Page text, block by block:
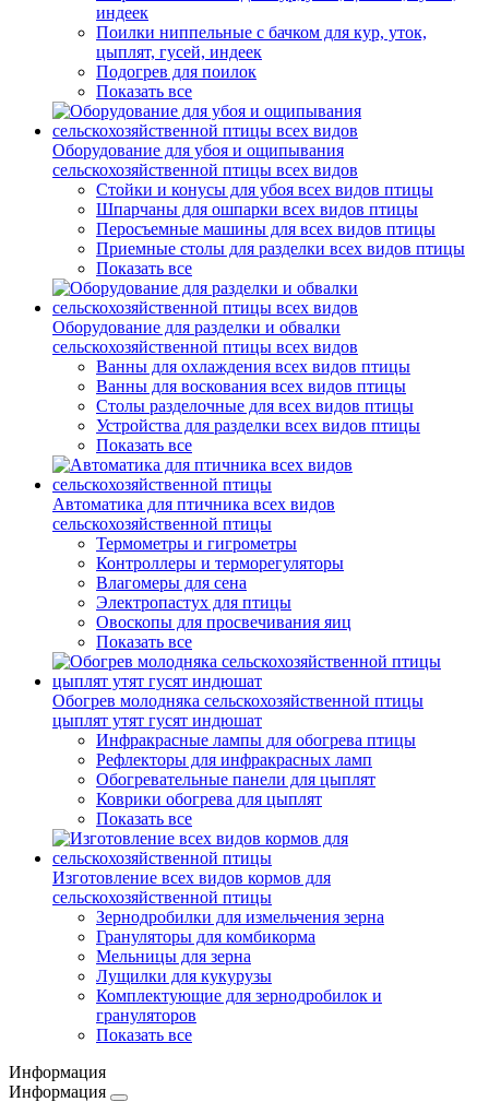
индеек
Поилки ниппельные с бачком для кур, уток,
цыплят, гусей, индеек
Подогрев для поилок
Показать все
Оборудование для убоя и ощипывания
сельскохозяйственной птицы всех видов
Стойки и конусы для убоя всех видов птицы
Шпарчаны для ошпарки всех видов птицы
Перосъемные машины для всех видов птицы
Приемные столы для разделки всех видов птицы
Показать все
Оборудование для разделки и обвалки
сельскохозяйственной птицы всех видов
Ванны для охлаждения всех видов птицы
Ванны для воскования всех видов птицы
Столы разделочные для всех видов птицы
Устройства для разделки всех видов птицы
Показать все
Автоматика для птичника всех видов
сельскохозяйственной птицы
Термометры и гигрометры
Контроллеры и терморегуляторы
Влагомеры для сена
Электропастух для птицы
Овоскопы для просвечивания яиц
Показать все
Обогрев молодняка сельскохозяйственной птицы
цыплят утят гусят индюшат
Инфракрасные лампы для обогрева птицы
Рефлекторы для инфракрасных ламп
Обогревательные панели для цыплят
Коврики обогрева для цыплят
Показать все
Изготовление всех видов кормов для
сельскохозяйственной птицы
Зернодробилки для измельчения зерна
Грануляторы для комбикорма
Мельницы для зерна
Лущилки для кукурузы
Комплектующие для зернодробилок и
грануляторов
Показать все
Информация
Информация